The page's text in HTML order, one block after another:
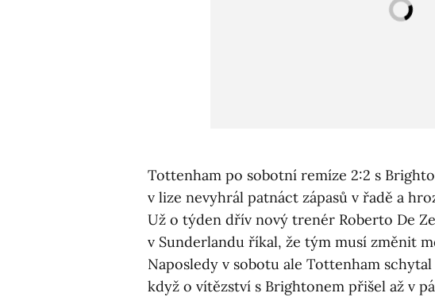
Tottenham po sobotní remíze 2:2 s
v lize nevyhrál patnáct zápasů v řadě a
Už o týden dřív nový trenér Roberto De
v Sunderlandu říkal, že tým musí změnit
Naposledy v sobotu ale Tottenham
když o vítězství s Brightonem přišel až v